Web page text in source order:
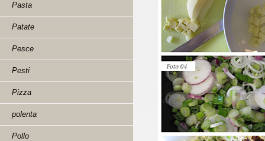
Pasta
Patate
Pesce
Pesti
Pizza
polenta
Pollo